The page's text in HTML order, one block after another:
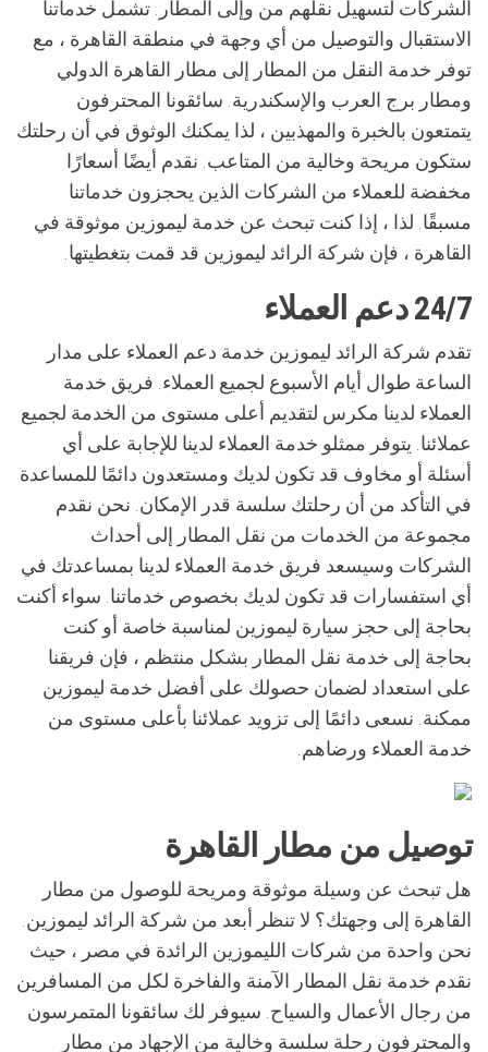
الشركات لتسهيل نقلهم من وإلى المطار. تشمل خدماتنا
الاستقبال والتوصيل من أي وجهة في منطقة القاهرة ، مع
توفر خدمة النقل من المطار إلى مطار القاهرة الدولي
ومطار برج العرب والإسكندرية. سائقونا المحترفون
يتمتعون بالخبرة والمهذبين ، لذا يمكنك الوثوق في أن رحلتك
ستكون مريحة وخالية من المتاعب. نقدم أيضًا أسعارًا
مخفضة للعملاء من الشركات الذين يحجزون خدماتنا
مسبقًا. لذا ، إذا كنت تبحث عن خدمة ليموزين موثوقة في
القاهرة ، فإن شركة الرائد ليموزين قد قمت بتغطيتها.
24/7 دعم العملاء
تقدم شركة الرائد ليموزين خدمة دعم العملاء على مدار
الساعة طوال أيام الأسبوع لجميع العملاء. فريق خدمة
العملاء لدينا مكرس لتقديم أعلى مستوى من الخدمة لجميع
عملائنا. يتوفر ممثلو خدمة العملاء لدينا للإجابة على أي
أسئلة أو مخاوف قد تكون لديك ومستعدون دائمًا للمساعدة
في التأكد من أن رحلتك سلسة قدر الإمكان. نحن نقدم
مجموعة من الخدمات من نقل المطار إلى أحداث
الشركات وسيسعد فريق خدمة العملاء لدينا بمساعدتك في
أي استفسارات قد تكون لديك بخصوص خدماتنا. سواء أكنت
بحاجة إلى حجز سيارة ليموزين لمناسبة خاصة أو كنت
بحاجة إلى خدمة نقل المطار بشكل منتظم ، فإن فريقنا
على استعداد لضمان حصولك على أفضل خدمة ليموزين
ممكنة. نسعى دائمًا إلى تزويد عملائنا بأعلى مستوى من
خدمة العملاء ورضاهم.
توصيل من مطار القاهرة
هل تبحث عن وسيلة موثوقة ومريحة للوصول من مطار
القاهرة إلى وجهتك؟ لا تنظر أبعد من شركة الرائد ليموزين.
نحن واحدة من شركات الليموزين الرائدة في مصر ، حيث
نقدم خدمة نقل المطار الآمنة والفاخرة لكل من المسافرين
من رجال الأعمال والسياح. سيوفر لك سائقونا المتمرسون
والمحترفون رحلة سلسة وخالية من الإجهاد من مطار